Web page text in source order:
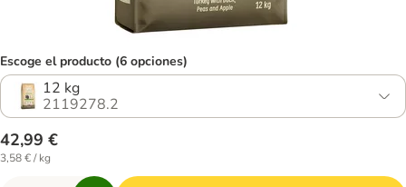
Escoge el producto (6 opciones)
12 kg
2119278.2
42,99 €
3,58 € / kg